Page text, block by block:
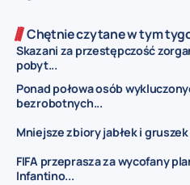
Chętnie czytane w tym
Skazani za przestępczość
pobyt...
Ponad połowa osób
bezrobotnych...
Mniejsze zbiory jabłek i gruszek
FIFA przeprasza za wycofany
Infantino...